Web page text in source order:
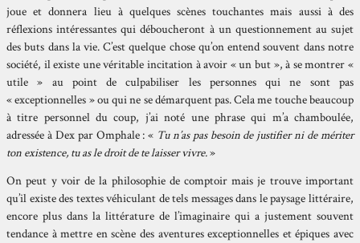
joue et donnera lieu à quelques scènes touchantes mais aussi à des
réflexions intéressantes qui déboucheront à un questionnement au sujet
des buts dans la vie. C’est quelque chose qu’on entend souvent dans notre
société, il existe une véritable incitation à avoir « un but », à se montrer «
utile » au point de culpabiliser les personnes qui ne sont pas
« exceptionnelles » ou qui ne se démarquent pas. Cela me touche beaucoup
à titre personnel du coup, j’ai noté une phrase qui m’a chamboulée,
adressée à Dex par Omphale : « Tu n’as pas besoin de justifier ni de mériter
ton existence, tu as le droit de te laisser vivre.»
On peut y voir de la philosophie de comptoir mais je trouve important
qu’il existe des textes véhiculant de tels messages dans le paysage littéraire,
encore plus dans la littérature de l’imaginaire qui a justement souvent
tendance à mettre en scène des aventures exceptionnelles et épiques avec